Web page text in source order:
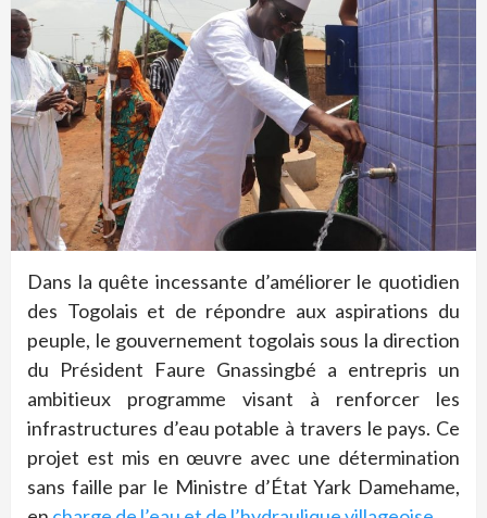
Dans la quête incessante d’améliorer le quotidien
des Togolais et de répondre aux aspirations du
peuple, le gouvernement togolais sous la direction
du Président Faure Gnassingbé a entrepris un
ambitieux programme visant à renforcer les
infrastructures d’eau potable à travers le pays. Ce
projet est mis en œuvre avec une détermination
sans faille par le Ministre d’État Yark Damehame,